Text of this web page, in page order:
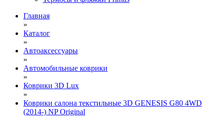
Главная
»
Каталог
»
Автоаксессуары
»
Автомобильные коврики
»
Коврики 3D Lux
»
Коврики салона текстильные 3D GENESIS G80 4WD
(2014-) NP Original